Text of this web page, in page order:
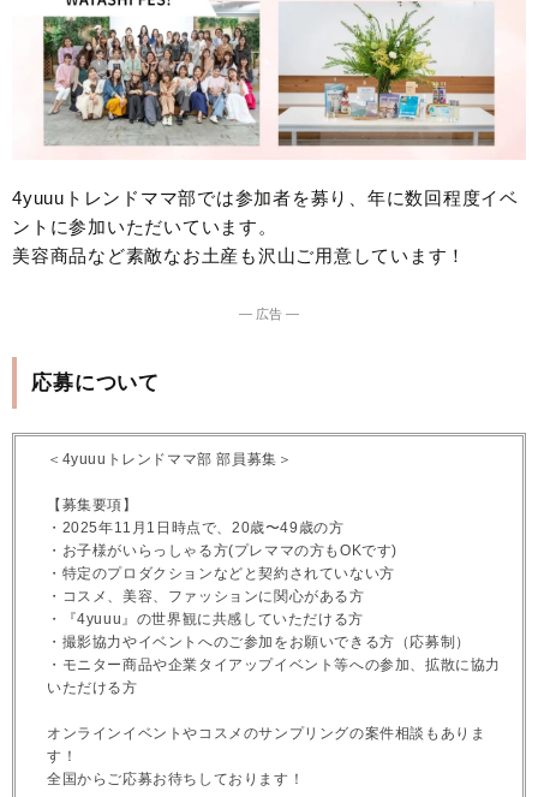
4yuuuトレンドママ部では参加者を募り、年に数回程度イベ
ントに参加いただいています。
美容商品など素敵なお土産も沢山ご用意しています！
― 広告 ―
応募について
＜4yuuuトレンドママ部 部員募集＞
【募集要項】
・2025年11月1日時点で、20歳〜49歳の方
・お子様がいらっしゃる方(プレママの方もOKです)
・特定のプロダクションなどと契約されていない方
・コスメ、美容、ファッションに関心がある方
・『4yuuu』の世界観に共感していただける方
・撮影協力やイベントへのご参加をお願いできる方（応募制）
・モニター商品や企業タイアップイベント等への参加、拡散に協力
いただける方
オンラインイベントやコスメのサンプリングの案件相談もありま
す！
全国からご応募お待ちしております！